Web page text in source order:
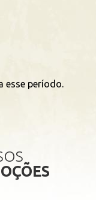
esse período.